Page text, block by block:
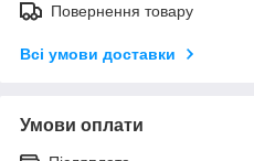
Повернення товару
Всі умови доставки
Умови оплати